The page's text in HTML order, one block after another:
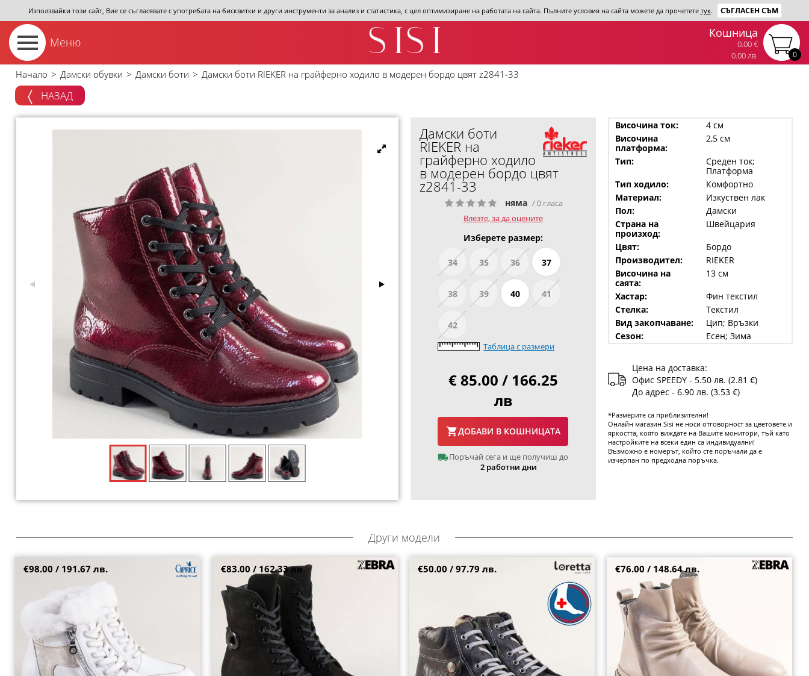
Използвайки този сайт, Вие се съгласявате с употребата на бисквитки и други инструменти за анализ и статистика, с цел оптимизиране на работата на сайта. Пълните условия на сайта можете да прочетете тук. СЪГЛАСЕН СЪМ
Меню
0
Кошница
0.00 €
0.00 лв.
Начало > Дамски обувки > Дамски боти > Дамски боти RIEKER на грайферно ходило в модерен бордо цвят z2841-33
НАЗАД
Дамски боти
RIEKER на
грайферно ходило
в модерен бордо цвят
z2841-33
няма / 0 гласа
Влезте, за да оцените
Изберете размер:
34 35 36 37
38 39 40 41
42
Таблица с размери
€ 85.00 / 166.25
лв
ДОБАВИ В КОШНИЦАТА
Поръчай сега и ще получиш до
2 работни дни
Височина ток:
4 см
Височина
платформа:
2,5 см
Тип:
Среден ток;
Платформа
Тип ходило:
Комфортно
Материал:
Изкуствен лак
Пол:
Дамски
Страна на
произход:
Швейцария
Цвят:
Бордо
Производител:
RIEKER
Височина на
саята:
13 см
Хастар:
Фин текстил
Стелка:
Текстил
Вид закопчаване:
Цип; Връзки
Сезон:
Есен; Зима
Цена на доставка:
Офис SPEEDY - 5.50 лв. (2.81 €)
До адрес - 6.90 лв. (3.53 €)
*Размерите са приблизителни!
Онлайн магазин Sisi не носи отговорност за цветовете и
яркостта, която виждате на Вашите монитори, тъй като
настройките на всеки един са индивидуални!
Възможно е номерът, който сте поръчали да е
изчерпан по предходна поръчка.
Други модели
Естествена кожа дамски боти тип апрески в
бял цвят с топъл хастар 9-26105-195
40
€98.00 / 191.67 лв.
Дамски боти на платформа от естествен набук
в черен цвят 9499nch
€83.00 / 162.33 лв.
Равни дамски боти в черно естествена кожа с
€50.00 / 97.79 лв.
Атрактивни дамски боти на модерно ходило с
два ципа в бежова кожа 1371bj
€76.00 / 148.64 лв.